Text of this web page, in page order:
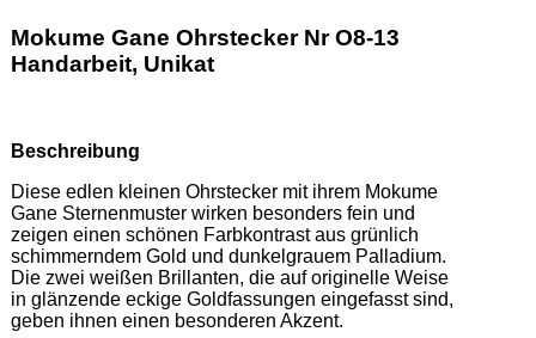
Mokume Gane Ohrstecker Nr O8-13
Handarbeit, Unikat
Beschreibung
Diese edlen kleinen Ohrstecker mit ihrem Mokume
Gane Sternenmuster wirken besonders fein und
zeigen einen schönen Farbkontrast aus grünlich
schimmerndem Gold und dunkelgrauem Palladium.
Die zwei weißen Brillanten, die auf originelle Weise
in glänzende eckige Goldfassungen eingefasst sind,
geben ihnen einen besonderen Akzent.